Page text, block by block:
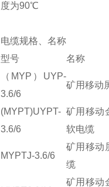
度为90℃
电缆规格、名称
型号
名称
（MYP）UYP-
3.6/6
矿用移动
(MYPT)UYPT-
3.6/6
矿用移动
软电缆
MYPTJ-3.6/6
矿用移动
缆
矿用移动